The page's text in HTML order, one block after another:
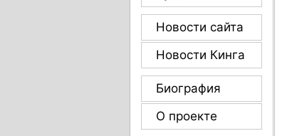
Новости сайта
Новости Кинга
Биография
О проекте